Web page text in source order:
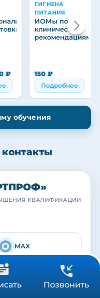
Позвонить
₽
ГИГИЕНА
ПИТАНИЯ
ИОМы по
клиническим
рекомендациям
150 ₽
Подробнее
обучения
КВАЛИФИКАЦИИ
MAX
info@medstandar
tprof.ru
консультацию